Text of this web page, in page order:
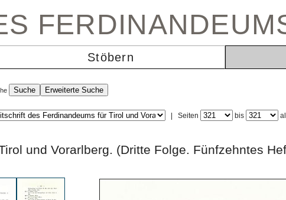
Stöbern
Seiten bis
Tirol und Vorarlberg. (Dritte Folge.